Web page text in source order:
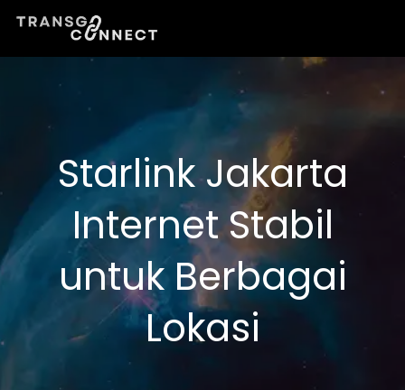
Lewati
Starlink Jakarta
Internet Stabil
untuk Berbagai
Lokasi